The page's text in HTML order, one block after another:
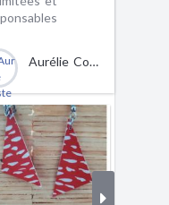
Aurélie Coste